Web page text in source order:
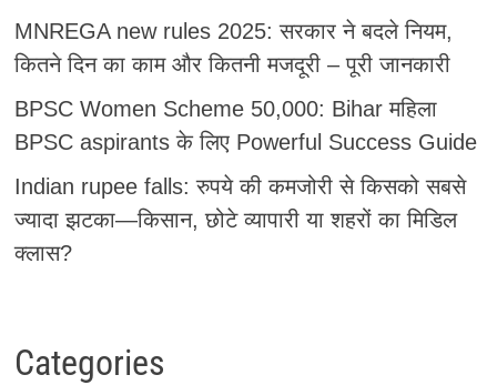
MNREGA new rules 2025: सरकार ने बदले नियम,
कितने दिन का काम और कितनी मजदूरी – पूरी जानकारी
BPSC Women Scheme 50,000: Bihar महिला
BPSC aspirants के लिए Powerful Success Guide
Indian rupee falls: रुपये की कमजोरी से किसको सबसे
ज्यादा झटका—किसान, छोटे व्यापारी या शहरों का मिडिल
क्लास?
Categories